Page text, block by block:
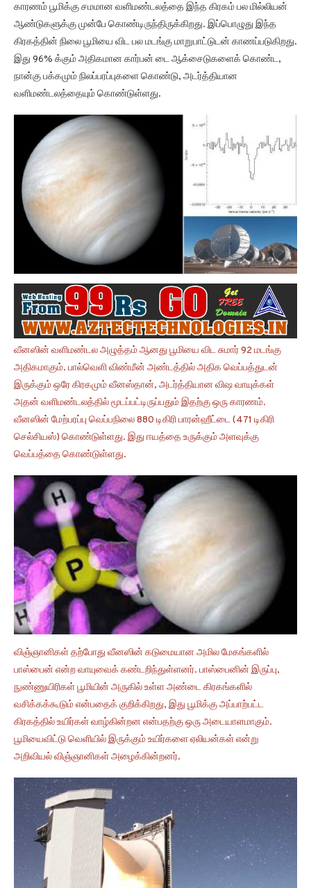
காரணம் பூமிக்கு சமமான வளிமண்டலத்தை இந்த கிரகம் பல மில்லியன்
ஆண்டுகளுக்கு முன்பே கொண்டிருந்திருக்கிறது. இப்பொழுது இந்த
கிரகத்தின் நிலை பூமியை விட பல மடங்கு மாறுபாட்டுடன் காணப்படுகிறது.
இது 96% க்கும் அதிகமான கார்பன் டை ஆக்சைடுகளைக் கொண்ட,
நான்கு பக்கமும் நிலப்பரப்புகளை கொண்டு, அடர்த்தியான
வளிமண்டலத்தையும் கொண்டுள்ளது.
வீனஸின் வளிமண்டல அழுத்தம் ஆனது பூமியை விட சுமார் 92 மடங்கு
அதிகமாகும். பால்வெளி விண்மீன் அண்டத்தில் அதிக வெப்பத்துடன்
இருக்கும் ஒரே கிரகமும் வீனஸ்தான், அடர்த்தியான விஷ வாயுக்கள்
அதன் வளிமண்டலத்தில் மூடப்பட்டிருப்பதும் இதற்கு ஒரு காரணம்.
வீனஸின் மேற்பரப்பு வெப்பநிலை 880 டிகிரி பாரன்ஹீட்டை (471 டிகிரி
செல்சியஸ்) கொண்டுள்ளது. இது ஈயத்தை உருக்கும் அளவுக்கு
வெப்பத்தை கொண்டுள்ளது.
விஞ்ஞானிகள் தற்போது வீனஸின் கடுமையான அமில மேகங்களில்
பாஸ்பைன் என்ற வாயுவைக் கண்டறிந்துள்ளனர். பாஸ்பைனின் இருப்பு,
நுண்ணுயிரிகள் பூமியின் அருகில் உள்ள அண்டை கிரகங்களில்
வசிக்கக்கூடும் என்பதைக் குறிக்கிறது, இது பூமிக்கு அப்பாற்பட்ட
கிரகத்தில் உயிர்கள் வாழ்கின்றன என்பதற்கு ஒரு அடையாளமாகும்.
பூமியைவிட்டு வெளியில் இருக்கும் உயிர்களை ஏலியன்கள் என்று
அறிவியல் விஞ்ஞானிகள் அழைக்கின்றனர்.